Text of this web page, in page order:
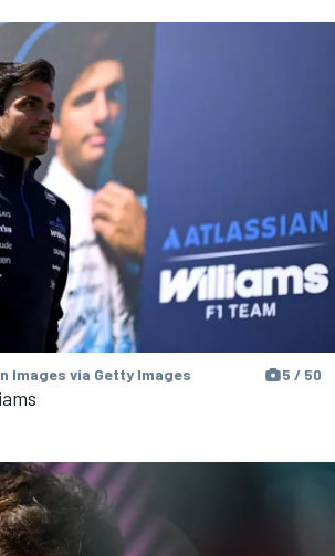
Images via Getty Images 5 / 50